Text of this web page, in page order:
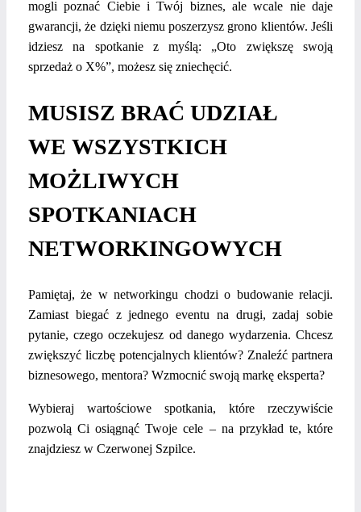
mogli poznać Ciebie i Twój biznes, ale wcale nie daje
gwarancji, że dzięki niemu poszerzysz grono klientów. Jeśli
idziesz na spotkanie z myślą: „Oto zwiększę swoją
sprzedaż o X%”, możesz się zniechęcić.
MUSISZ BRAĆ UDZIAŁ
WE WSZYSTKICH
MOŻLIWYCH
SPOTKANIACH
NETWORKINGOWYCH
Pamiętaj, że w networkingu chodzi o budowanie relacji.
Zamiast biegać z jednego eventu na drugi, zadaj sobie
pytanie, czego oczekujesz od danego wydarzenia. Chcesz
zwiększyć liczbę potencjalnych klientów? Znaleźć partnera
biznesowego, mentora? Wzmocnić swoją markę eksperta?
Wybieraj wartościowe spotkania, które rzeczywiście
pozwolą Ci osiągnąć Twoje cele – na przykład te, które
znajdziesz w Czerwonej Szpilce.